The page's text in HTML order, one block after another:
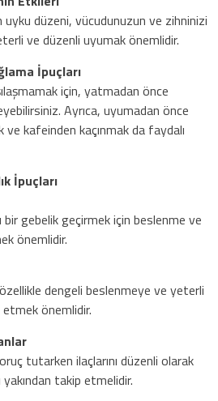
düzeni, vücudunuzun ve zihninizi
ve düzenli uyumak önemlidir.
İpuçları
için, yatmadan önce
Ayrıca, uyumadan önce
kafeinden kaçınmak da faydalı
İpuçları
bir gebelik geçirmek için beslenme ve
önemlidir.
dengeli beslenmeye ve yeterli
önemlidir.
tutarken ilaçlarını düzenli olarak
yakından takip etmelidir.